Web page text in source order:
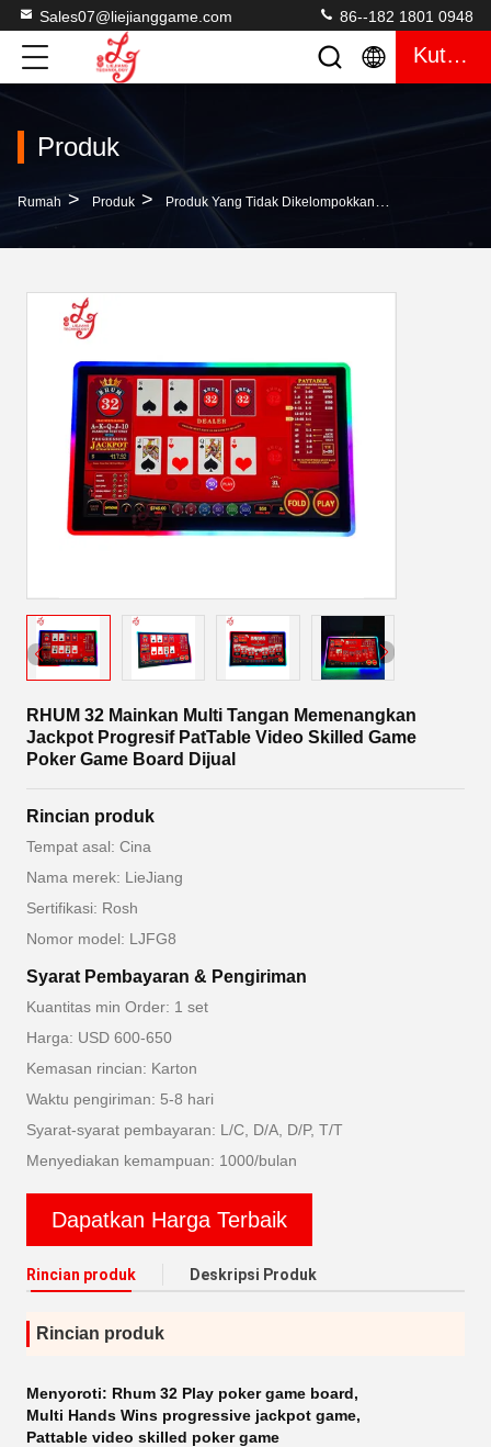
Sales07@liejianggame.com 86--182 1801 0948
Kutipan
Produk
Rumah > Produk > Produk Yang Tidak Dikelompokkan >
RHUM 32 Mainkan Multi Tangan Memenangkan
Jackpot Progresif PatTable Video Skilled Game
Poker Game Board Dijual
Rincian produk
Tempat asal: Cina
Nama merek: LieJiang
Sertifikasi: Rosh
Nomor model: LJFG8
Syarat Pembayaran & Pengiriman
Kuantitas min Order: 1 set
Harga: USD 600-650
Kemasan rincian: Karton
Waktu pengiriman: 5-8 hari
Syarat-syarat pembayaran: L/C, D/A, D/P, T/T
Menyediakan kemampuan: 1000/bulan
Dapatkan Harga Terbaik
Rincian produk Deskripsi Produk
Rincian produk
Menyoroti: Rhum 32 Play poker game board,
Multi Hands Wins progressive jackpot game,
Pattable video skilled poker game